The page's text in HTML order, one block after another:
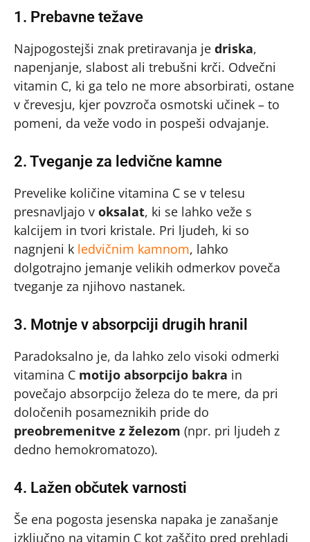
1. Prebavne težave
Najpogostejši znak pretiravanja je driska,
napenjanje, slabost ali trebušni krči. Odvečni
vitamin C, ki ga telo ne more absorbirati, ostane
v črevesju, kjer povzroča osmotski učinek – to
pomeni, da veže vodo in pospeši odvajanje.
2. Tveganje za ledvične kamne
Prevelike količine vitamina C se v telesu
presnavljajo v oksalat, ki se lahko veže s
kalcijem in tvori kristale. Pri ljudeh, ki so
nagnjeni k ledvičnim kamnom, lahko
dolgotrajno jemanje velikih odmerkov poveča
tveganje za njihovo nastanek.
3. Motnje v absorpciji drugih hranil
Paradoksalno je, da lahko zelo visoki odmerki
vitamina C motijo absorpcijo bakra in
povečajo absorpcijo železa do te mere, da pri
določenih posameznikih pride do
preobremenitve z železom (npr. pri ljudeh z
dedno hemokromatozo).
4. Lažen občutek varnosti
Še ena pogosta jesenska napaka je zanašanje
izključno na vitamin C kot zaščito pred prehladi